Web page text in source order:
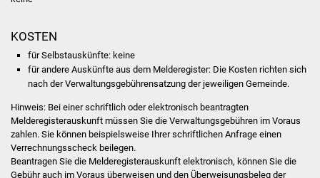
Kinder- und
Familienzentrum
Stadtwerke
KOSTEN
für Selbstauskünfte: keine
für andere Auskünfte aus dem Melderegister: Die Kosten richten sich
nach der Verwaltungsgebührensatzung der jeweiligen Gemeinde.
Hinweis: Bei einer schriftlich oder elektronisch beantragten
Melderegisterauskunft müssen Sie die Verwaltungsgebühren im Voraus
zahlen. Sie können beispielsweise Ihrer schriftlichen Anfrage einen
Verrechnungsscheck beilegen.
Beantragen Sie die Melderegisterauskunft elektronisch, können Sie die
Gebühr auch im Voraus überweisen und den Überweisungsbeleg der